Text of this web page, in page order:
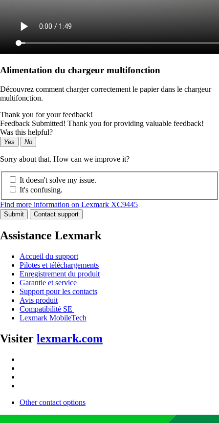
Alimentation du chargeur multifonction
Découvrez comment charger correctement le papier dans le chargeur
multifonction.
Thank you for your feedback!
Feedback Submitted! Thank you for providing valuable feedback!
Was this helpful?
Yes No
Sorry about that. How can we improve it?
It doesn't solve my issue.
It's confusing.
Find more information on Lexmark XC9445
Submit Contact support
Assistance Lexmark
Accueil du support
Pilotes et téléchargements
Enregistrement du produit
Garantie et service
Support pour les contacts
Avis produit
Compatibilité SE
Lexmark MobileTech
Visiter lexmark.com
Other contact options